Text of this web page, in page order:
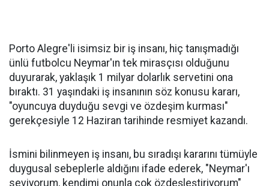
Porto Alegre'li isimsiz bir iş insanı, hiç tanışmadığı
ünlü futbolcu Neymar'ın tek mirasçısı olduğunu
duyurarak, yaklaşık 1 milyar dolarlık servetini ona
bıraktı. 31 yaşındaki iş insanının söz konusu kararı,
"oyuncuya duyduğu sevgi ve özdeşim kurması"
gerekçesiyle 12 Haziran tarihinde resmiyet kazandı.
İsmini bilinmeyen iş insanı, bu sıradışı kararını tümüyle
duygusal sebeplerle aldığını ifade ederek, "Neymar'ı
seviyorum, kendimi onunla çok özdeşleştiriyorum"